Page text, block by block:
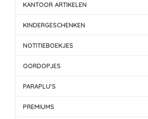
KANTOOR ARTIKELEN
KINDERGESCHENKEN
NOTITIEBOEKJES
OORDOPJES
PARAPLU'S
PREMIUMS